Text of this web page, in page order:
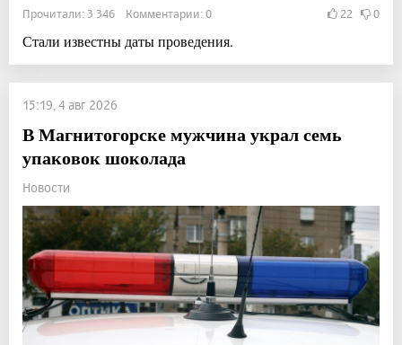
Прочитали: 3 346 Комментарии: 0 22 0
Стали известны даты проведения.
15:19, 4 авг 2026
В Магнитогорске мужчина украл семь
упаковок шоколада
Новости